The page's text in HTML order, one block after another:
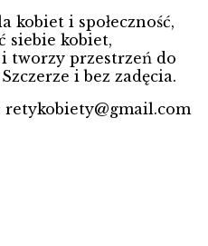
kobiet i społeczność,
siebie kobiet,
tworzy przestrzeń do
i bez zadęcia.
retykobiety@gmail.com